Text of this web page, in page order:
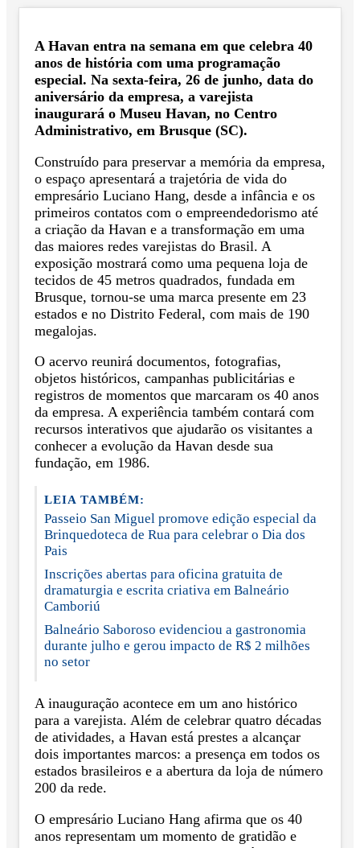
A Havan entra na semana em que celebra 40
anos de história com uma programação
especial. Na sexta-feira, 26 de junho, data do
aniversário da empresa, a varejista
inaugurará o Museu Havan, no Centro
Administrativo, em Brusque (SC).
Construído para preservar a memória da empresa,
o espaço apresentará a trajetória de vida do
empresário Luciano Hang, desde a infância e os
primeiros contatos com o empreendedorismo até
a criação da Havan e a transformação em uma
das maiores redes varejistas do Brasil. A
exposição mostrará como uma pequena loja de
tecidos de 45 metros quadrados, fundada em
Brusque, tornou-se uma marca presente em 23
estados e no Distrito Federal, com mais de 190
megalojas.
O acervo reunirá documentos, fotografias,
objetos históricos, campanhas publicitárias e
registros de momentos que marcaram os 40 anos
da empresa. A experiência também contará com
recursos interativos que ajudarão os visitantes a
conhecer a evolução da Havan desde sua
fundação, em 1986.
LEIA TAMBÉM:
Passeio San Miguel promove edição especial da
Brinquedoteca de Rua para celebrar o Dia dos
Pais
Inscrições abertas para oficina gratuita de
dramaturgia e escrita criativa em Balneário
Camboriú
Balneário Saboroso evidenciou a gastronomia
durante julho e gerou impacto de R$ 2 milhões
no setor
A inauguração acontece em um ano histórico
para a varejista. Além de celebrar quatro décadas
de atividades, a Havan está prestes a alcançar
dois importantes marcos: a presença em todos os
estados brasileiros e a abertura da loja de número
200 da rede.
O empresário Luciano Hang afirma que os 40
anos representam um momento de gratidão e